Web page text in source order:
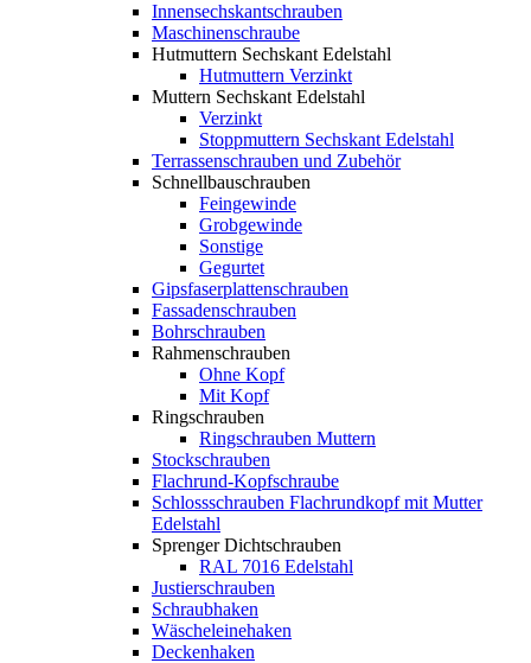
Innensechskantschrauben
Maschinenschraube
Hutmuttern Sechskant Edelstahl
Hutmuttern Verzinkt
Muttern Sechskant Edelstahl
Verzinkt
Stoppmuttern Sechskant Edelstahl
Terrassenschrauben und Zubehör
Schnellbauschrauben
Feingewinde
Grobgewinde
Sonstige
Gegurtet
Gipsfaserplattenschrauben
Fassadenschrauben
Bohrschrauben
Rahmenschrauben
Ohne Kopf
Mit Kopf
Ringschrauben
Ringschrauben Muttern
Stockschrauben
Flachrund-Kopfschraube
Schlossschrauben Flachrundkopf mit Mutter
Edelstahl
Sprenger Dichtschrauben
RAL 7016 Edelstahl
Justierschrauben
Schraubhaken
Wäscheleinehaken
Deckenhaken